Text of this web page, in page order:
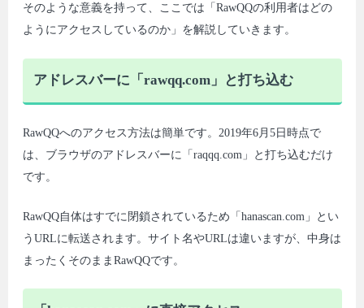
そのような意義を持って、ここでは「RawQQの利用者はどの
ようにアクセスしているのか」を解説していきます。
アドレスバーに「rawqq.com」と打ち込む
RawQQへのアクセス方法は簡単です。2019年6月5日時点で
は、ブラウザのアドレスバーに「raqqq.com」と打ち込むだけ
です。
RawQQ自体はすでに閉鎖されているため「hanascan.com」とい
うURLに転送されます。サイト名やURLは違いますが、中身は
まったくそのままRawQQです。